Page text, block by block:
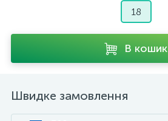
18
В кошик
Швидке замовлення